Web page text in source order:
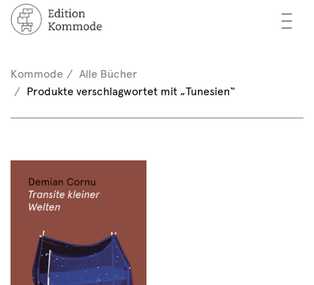
—
—
—
/ Registrieren
(0)
Kommode
Alle Bücher
Produkte verschlagwortet mit „Tunesien“